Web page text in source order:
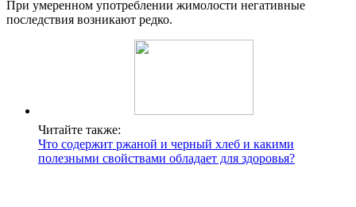
При умеренном употреблении жимолости негативные
последствия возникают редко.
Читайте также:
Что содержит ржаной и черный хлеб и какими
полезными свойствами обладает для здоровья?